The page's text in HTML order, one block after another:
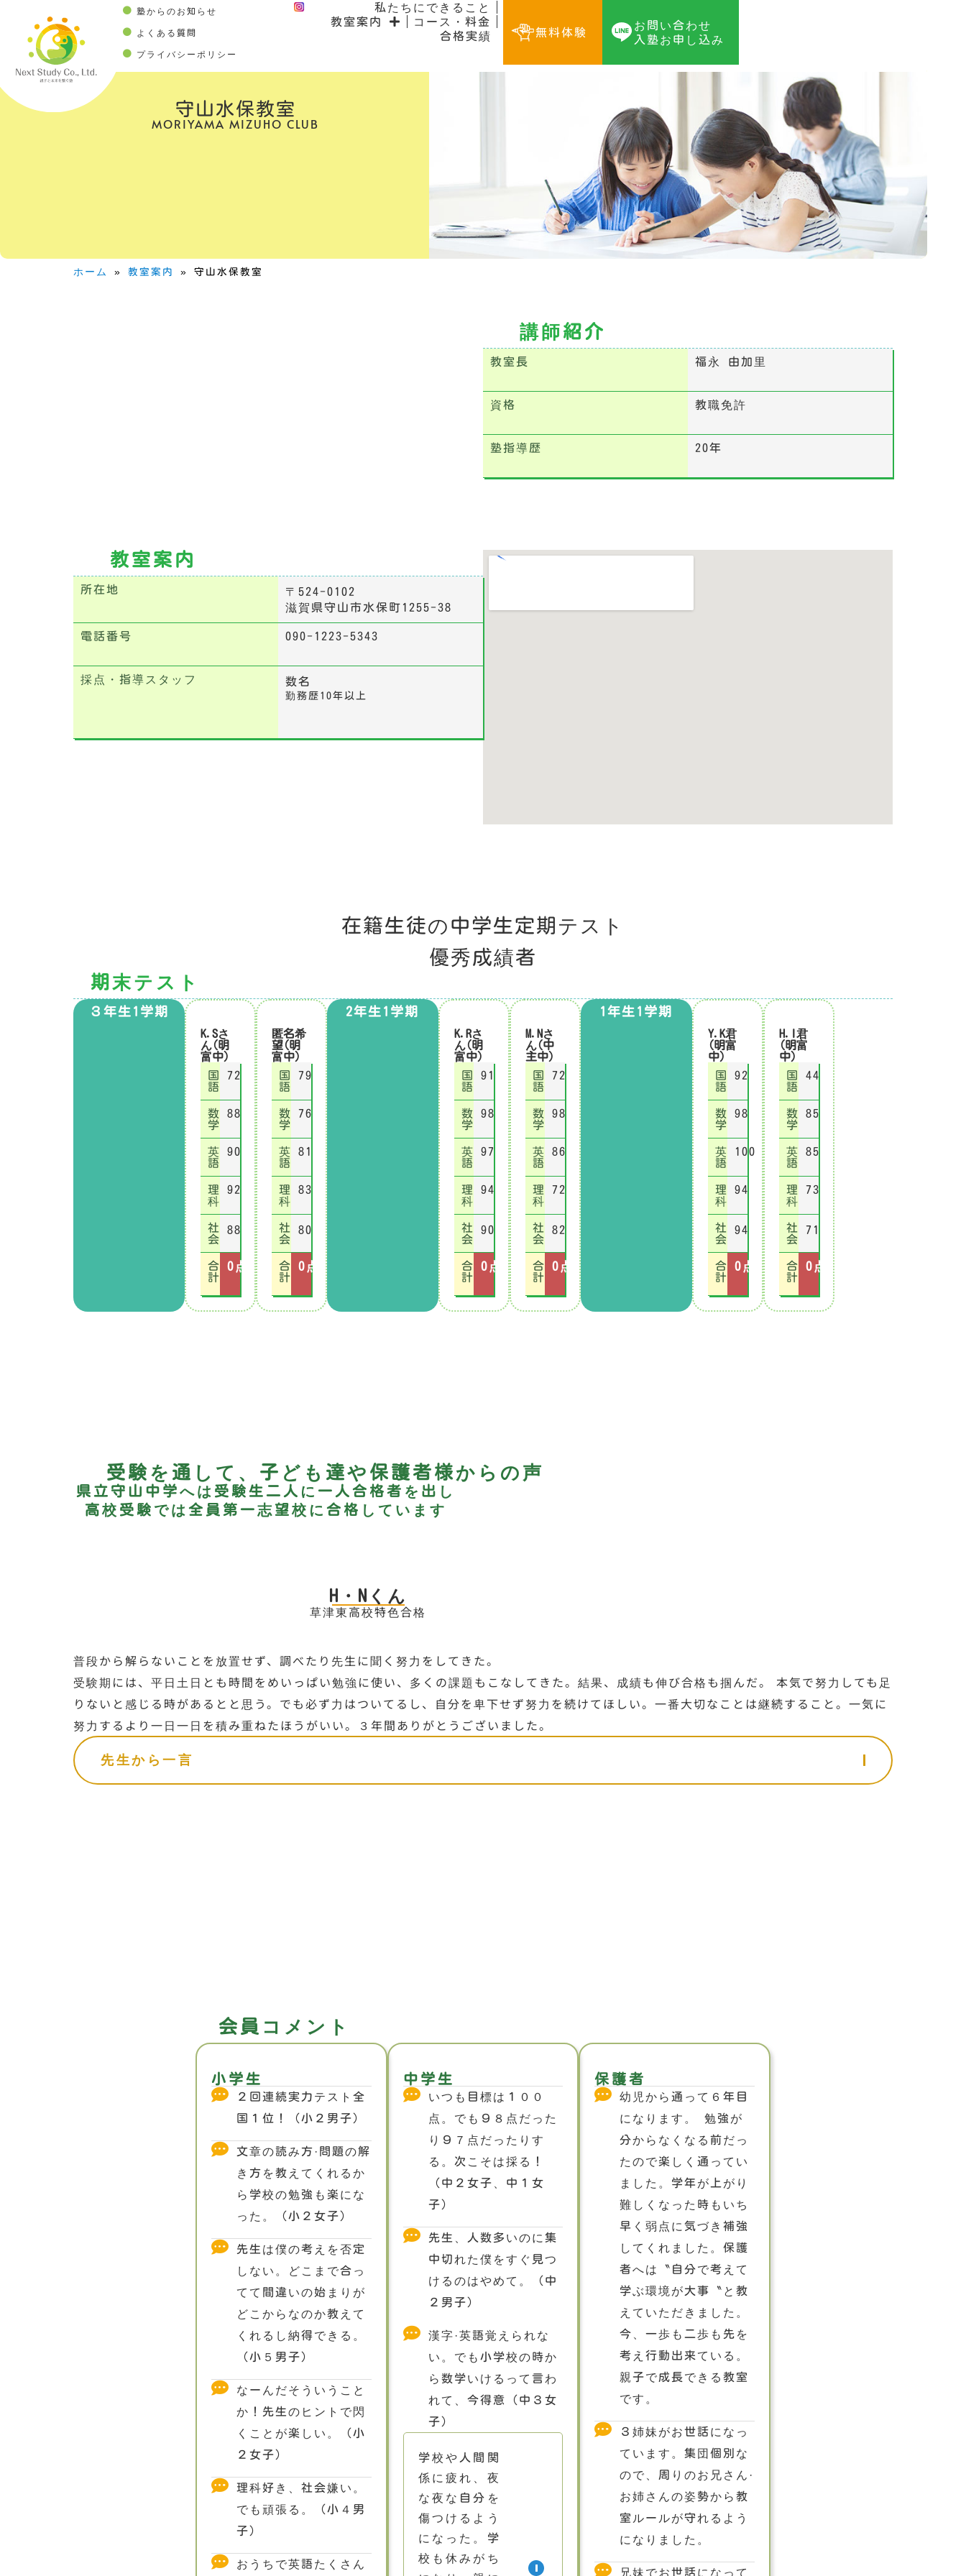
塾からのお知らせ
よくある質問
プライバシーポリシー
私たちにできること
教室案内
コース・料金
合格実績
無料体験
お問い合わせ
入塾お申し込み
守山水保教室
MORIYAMA MIZUHO CLUB
ホーム » 教室案内 » 守山水保教室
講師紹介
教室長 福永 由加里
資格 教職免許
塾指導歴 20年
教室案内
所在地
〒524-0102
滋賀県守山市水保町1255-38
電話番号 090-1223-5343
採点・指導スタッフ 数名
勤務歴10年以上
在籍生徒の中学生定期テスト
優秀成績者
期末テスト
３年生1学期
K.Sさ
ん(明
富中)
国
語
72
数
学
88
英
語
90
理
科
92
社
会
88
合
計
0 点
匿名希
望(明
富中)
国
語
79
数
学
76
英
語
81
理
科
83
社
会
80
合
計
0 点
2年生1学期
K.Rさ
ん(明
富中)
国
語
91
数
学
98
英
語
97
理
科
94
社
会
90
合
計
0 点
M.Nさ
ん(中
主中)
国
語
72
数
学
98
英
語
86
理
科
72
社
会
82
合
計
0 点
1年生1学期
Y.K君
(明富
中)
国
語
92
数
学
98
英
語
100
理
科
94
社
会
94
合
計
0 点
H.I君
(明富
中)
国
語
44
数
学
85
英
語
85
理
科
73
社
会
71
合
計
0 点
受験を通して、子ども達や保護者様からの声
県立守山中学へは受験生二人に一人合格者を出し
高校受験では全員第一志望校に合格しています
H・Nくん
草津東高校特色合格
普段から解らないことを放置せず、調べたり先生に聞く努力をしてきた。
受験期には、平日土日とも時間をめいっぱい勉強に使い、多くの課題もこなしてきた。結果、成績も伸び合格も掴んだ。 本気で努力しても足
りないと感じる時があるとと思う。でも必ず力はついてるし、自分を卑下せず努力を続けてほしい。一番大切なことは継続すること。一気に
努力するより一日一日を積み重ねたほうがいい。３年間ありがとうございました。
先生から一言
会員コメント
小学生
２回連続実力テスト全
国１位！（小２男子）
文章の読み方·問題の解
き方を教えてくれるか
ら学校の勉強も楽にな
った。（小２女子）
先生は僕の考えを否定
しない。どこまで合っ
てて間違いの始まりが
どこからなのか教えて
くれるし納得できる。
（小５男子）
なーんだそういうこと
か！先生のヒントで閃
くことが楽しい。（小
２女子）
理科好き、社会嫌い。
でも頑張る。（小４男
子）
おうちで英語たくさん
中学生
いつも目標は１００
点。でも９８点だった
り９７点だったりす
る。次こそは採る！
（中２女子、中１女
子）
先生、人数多いのに集
中切れた僕をすぐ見つ
けるのはやめて。（中
２男子）
漢字·英語覚えられな
い。でも小学校の時か
ら数学いけるって言わ
れて、今得意（中３女
子）
学校や人間関
係に疲れ、夜
な夜な自分を
傷つけるよう
になった。学
校も休みがち
保護者
幼児から通って６年目
になります。 勉強が
分からなくなる前だっ
たので楽しく通ってい
ました。学年が上がり
難しくなった時もいち
早く弱点に気づき補強
してくれました。保護
者へは〝自分で考えて
学ぶ環境が大事〝と教
えていただきました。
今、一歩も二歩も先を
考え行動出来ている。
親子で成長できる教室
です。
３姉妹がお世話になっ
ています。集団個別な
ので、周りのお兄さん·
お姉さんの姿勢から教
室ルールが守れるよう
になりました。
兄妹でお世話になって